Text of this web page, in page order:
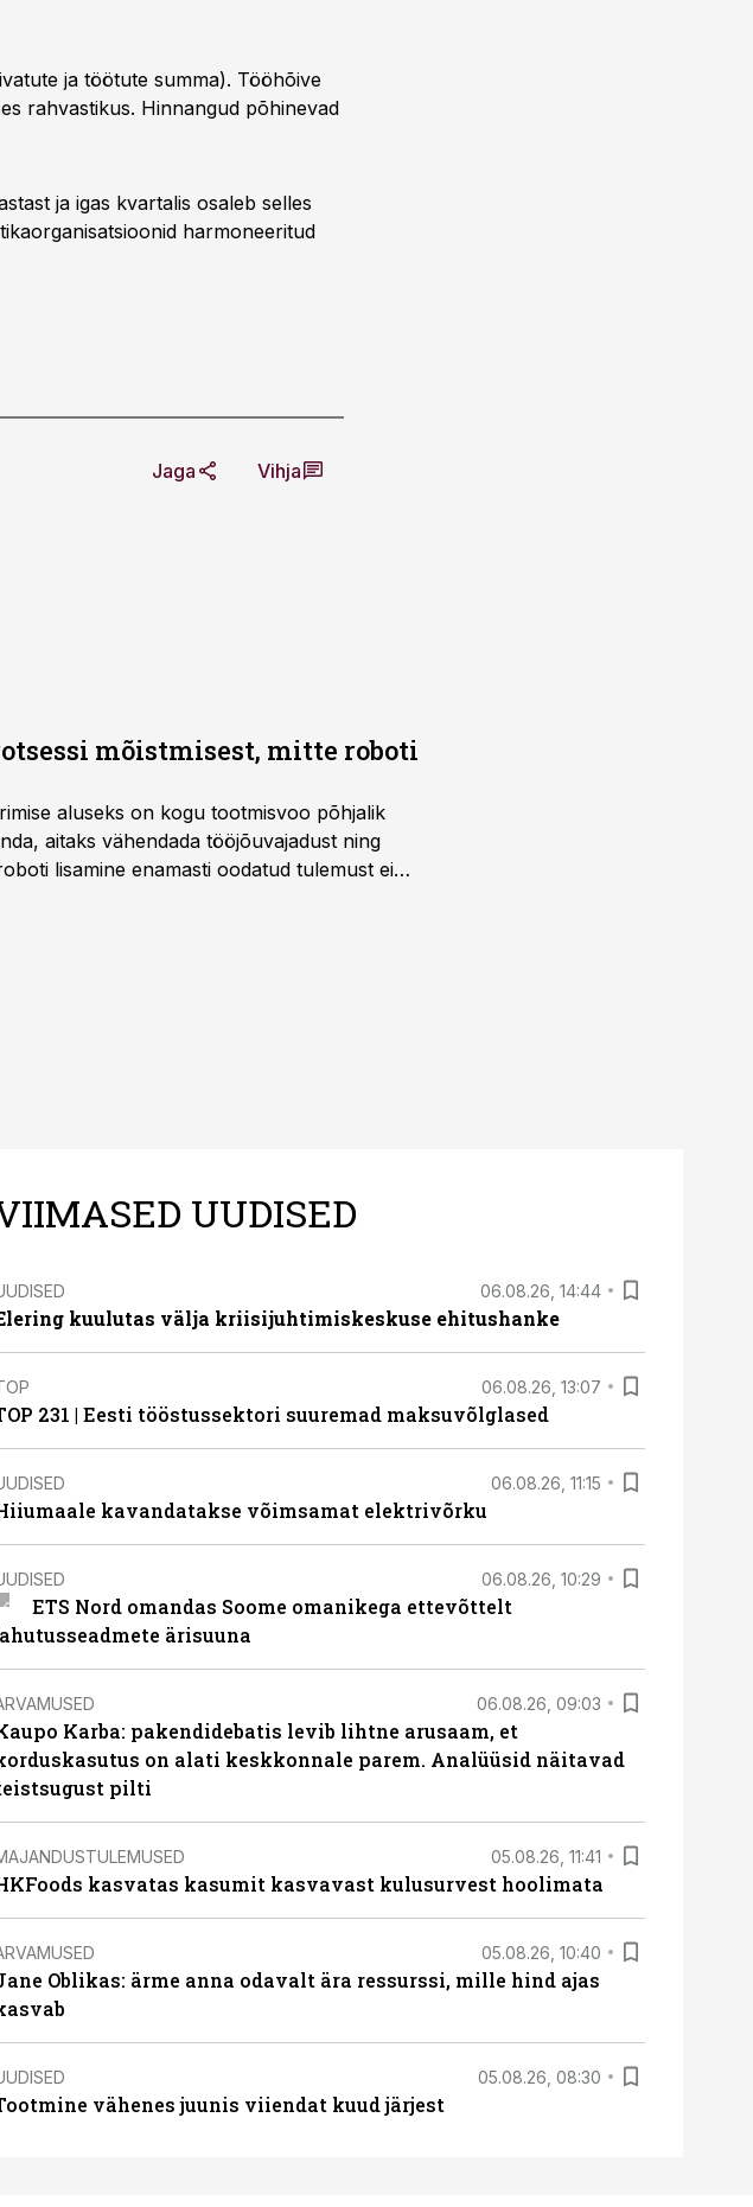
ja töötute summa). Tööhõive
rahvastikus. Hinnangud põhinevad
ja igas kvartalis osaleb selles
harmoneeritud
Jaga Vihja
mõistmisest, mitte roboti
aluseks on kogu tootmisvoo põhjalik
aitaks vähendada tööjõuvajadust ning
lisamine enamasti oodatud tulemust ei
UUDISED
06.08.26, 14:44
kuulutas välja kriisijuhtimiskeskuse ehitushanke
06.08.26, 13:07
231 | Eesti tööstussektori suuremad maksuvõlglased
06.08.26, 11:15
kavandatakse võimsamat elektrivõrku
06.08.26, 10:29
ETS Nord omandas Soome omanikega ettevõttelt
ärisuuna
06.08.26, 09:03
Karba: pakendidebatis levib lihtne arusaam, et
on alati keskkonnale parem. Analüüsid näitavad
pilti
05.08.26, 11:41
kasvatas kasumit kasvavast kulusurvest hoolimata
05.08.26, 10:40
Oblikas: ärme anna odavalt ära ressurssi, mille hind ajas
05.08.26, 08:30
vähenes juunis viiendat kuud järjest